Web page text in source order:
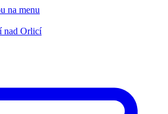
na menu
nad Orlicí